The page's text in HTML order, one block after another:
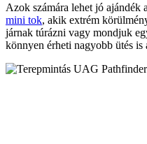
Azok számára lehet jó ajándék
mini tok, akik extrém
járnak túrázni vagy mondjuk
könnyen érheti nagyobb ütés is